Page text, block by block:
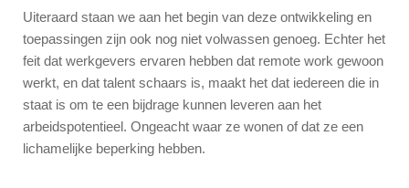
Uiteraard staan we aan het begin van deze ontwikkeling en
toepassingen zijn ook nog niet volwassen genoeg. Echter het
feit dat werkgevers ervaren hebben dat remote work gewoon
werkt, en dat talent schaars is, maakt het dat iedereen die in
staat is om te een bijdrage kunnen leveren aan het
arbeidspotentieel. Ongeacht waar ze wonen of dat ze een
lichamelijke beperking hebben.